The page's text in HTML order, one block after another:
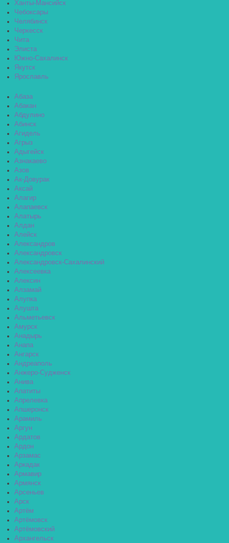
Ханты-Мансийск
Чебоксары
Челябинск
Черкесск
Чита
Элиста
Южно-Сахалинск
Якутск
Ярославль
Абаза
Абакан
Абдулино
Абинск
Агидель
Агрыз
Адыгейск
Азнакаево
Азов
Ак-Довурак
Аксай
Алагир
Алапаевск
Алатырь
Алдан
Алейск
Александров
Александровск
Александровск-Сахалинский
Алексеевка
Алексин
Алзамай
Алупка
Алушта
Альметьевск
Амурск
Анадырь
Анапа
Ангарск
Андреаполь
Анжеро-Судженск
Анива
Апатиты
Апрелевка
Апшеронск
Арамиль
Аргун
Ардатов
Ардон
Арзамас
Аркадак
Армавир
Армянск
Арсеньев
Арск
Артём
Артёмовск
Артёмовский
Архангельск